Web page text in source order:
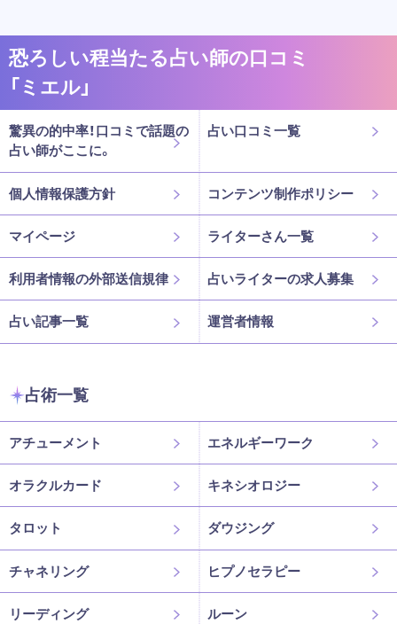
恐ろしい程当たる占い師の口コミ
「ミエル」
驚異の的中率！口コミで話題の
占い師がここに。
占い口コミ一覧
個人情報保護方針 コンテンツ制作ポリシー
マイページ ライターさん一覧
利用者情報の外部送信規律 占いライターの求人募集
占い記事一覧 運営者情報
占術一覧
アチューメント エネルギーワーク
オラクルカード キネシオロジー
タロット ダウジング
チャネリング ヒプノセラピー
リーディング ルーン